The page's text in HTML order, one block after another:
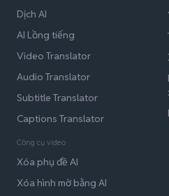
Dịch AI
AI Lồng tiếng
Video Translator
Audio Translator
Subtitle Translator
Captions Translator
Công cụ video
Xóa phụ đề AI
Xóa hình mờ bằng AI